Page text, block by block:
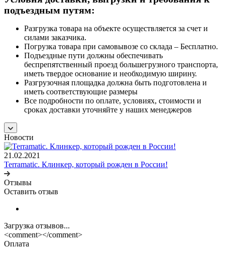
подъездным путям:
Разгрузка товара на объекте осуществляется за счет и
силами заказчика.
Погрузка товара при самовывозе со склада – Бесплатно.
Подъездные пути должны обеспечивать
беспрепятственный проезд большегрузного транспорта,
иметь твердое основание и необходимую ширину.
Разгрузочная площадка должна быть подготовлена и
иметь соответствующие размеры
Все подробности по оплате, условиях, стоимости и
сроках доставки уточняйте у наших менеджеров
Новости
21.02.2021
Terramatic. Клинкер, который рожден в России!
Отзывы
Оставить отзыв
Загрузка отзывов...
<comment></comment>
Оплата